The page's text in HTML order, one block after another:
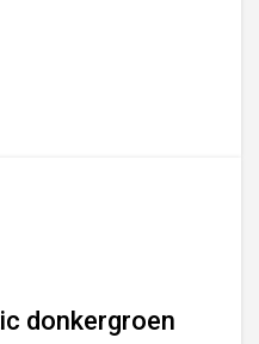
donkergroen